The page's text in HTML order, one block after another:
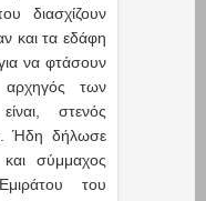
διασχίζουν
και τα εδάφη
να φτάσουν
των
στενός
Ήδη δήλωσε
και σύμμαχος
του